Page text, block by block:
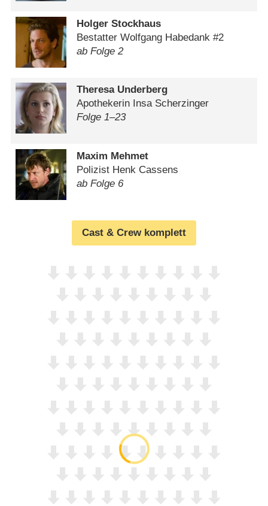
Holger Stockhaus
Bestatter Wolfgang Habedank #2
ab Folge 2
Theresa Underberg
Apothekerin Insa Scherzinger
Folge 1⁠–⁠23
Maxim Mehmet
Polizist Henk Cassens
ab Folge 6
Cast & Crew komplett